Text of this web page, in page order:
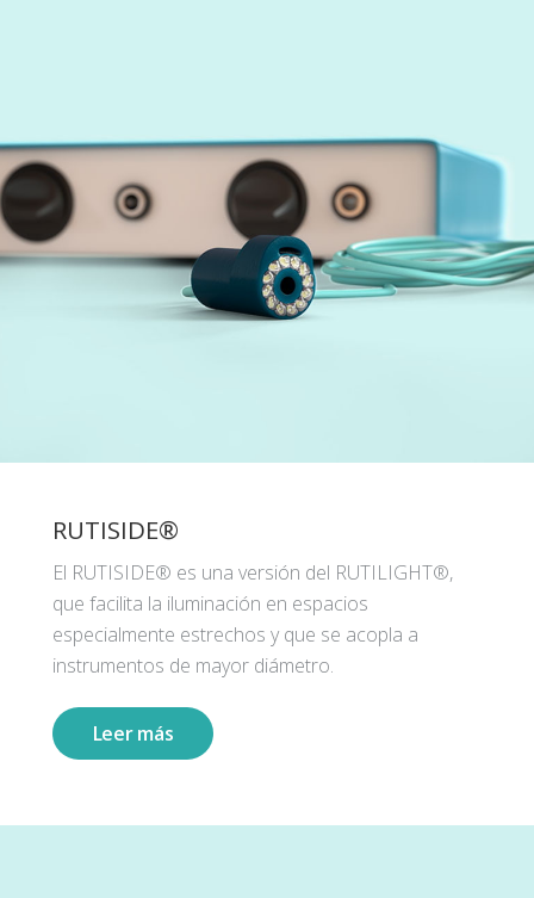
RUTISIDE®
El RUTISIDE® es una versión del RUTILIGHT®,
que facilita la iluminación en espacios
especialmente estrechos y que se acopla a
instrumentos de mayor diámetro.
Leer más